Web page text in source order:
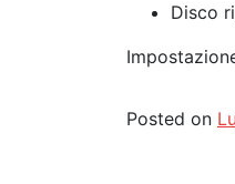
Disco
Posted on